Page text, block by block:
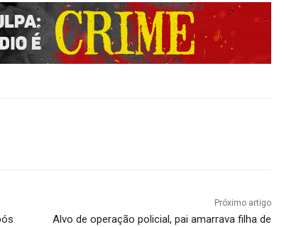
Próximo artigo
Alvo de operação policial, pai amarrava filha de